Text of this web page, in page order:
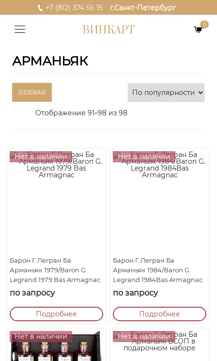
+7 (812) 374 56 15 г.Санкт-Петербург
ВИНКАРТ 0
АРМАНЬЯК
SIDEBAR
Отображение 91–98 из 98
Нет в наличии
Барон Г. Легран Ба
Арманьяк 1979/Baron G.
Legrand 1979 Bas Armagnac
по запросу
Подробнее
Нет в наличии
Барон Г. Легран Ба
Арманьяк 1984/Baron G.
Legrand 1984Bas Armagnac
по запросу
Подробнее
Нет в наличии Нет в наличии